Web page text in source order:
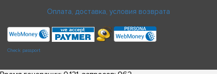
Оплата, доставка, условия возврата
Check passport